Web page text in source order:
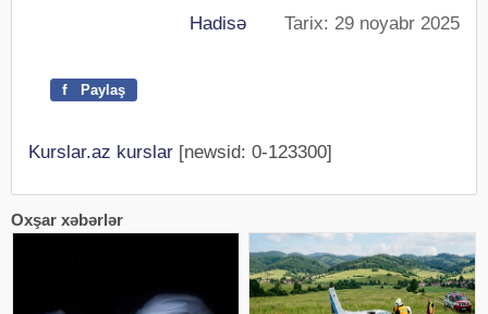
Hadisə Tarix: 29 noyabr 2025
f Paylaş
Kurslar.az kurslar [newsid: 0-123300]
Oxşar xəbərlər